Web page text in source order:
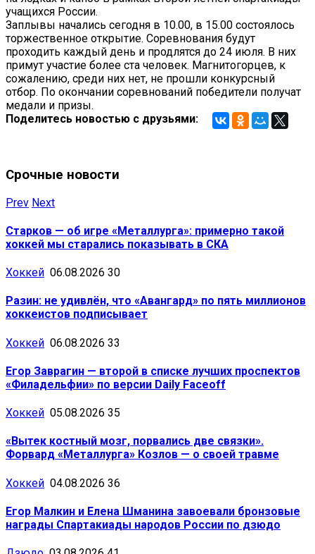
учащихся России.
Заплывы начались сегодня в 10.00, в 15.00 состоялось
торжественное открытие. Соревнования будут
проходить каждый день и продлятся до 24 июля. В них
примут участие более ста человек. Магнитогорцев, к
сожалению, среди них нет, не прошли конкурсный
отбор. По окончании соревнований победители получат
медали и призы.
Поделитесь новостью с друзьями:
Срочные новости
Prev Next
Старков — об игре «Металлурга»: примерно такой
хоккей мы старались показывать в СКА
Хоккей 06.08.2026 30
Разин: не удивлён, что «Авангард» по пять миллионов
хоккеистов подписывает
Хоккей 06.08.2026 33
Егор Заврагин — второй в списке лучших проспектов
«Филадельфии» по версии Daily Faceoff
Хоккей 05.08.2026 35
«Вытек костный мозг, порвались две связки».
Форвард «Металлурга» Козлов — о своей травме
Хоккей 04.08.2026 36
Егор Малкин и Елена Шманина завоевали бронзовые
награды Спартакиады народов России по дзюдо